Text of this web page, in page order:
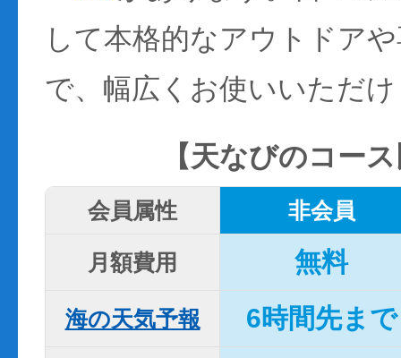
して本格的なアウトドア
で、幅広くお使いいただ
【天なびのコー
会員属性 非会員
月額費用 無料
海の天気予報 6時間先まで